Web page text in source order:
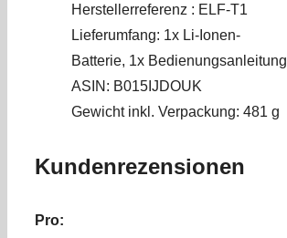
Herstellerreferenz : ELF-T1
Lieferumfang: 1x Li-Ionen-
Batterie, 1x Bedienungsanleitung
ASIN: B015IJDOUK
Gewicht inkl. Verpackung: 481 g
Kundenrezensionen
Pro: